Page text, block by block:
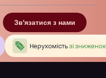
Зв'язатися з нами
Нерухомістьзі